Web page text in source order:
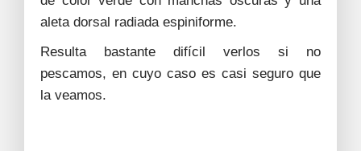
aleta dorsal radiada espiniforme.
Resulta bastante difícil verlos si no
pescamos, en cuyo caso es casi seguro que
la veamos.